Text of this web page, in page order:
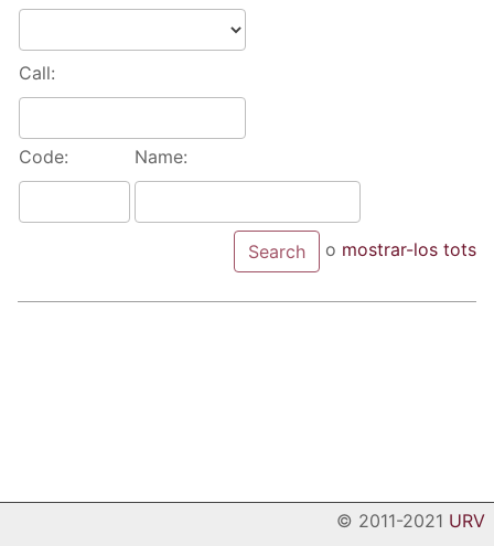
Call:
Code: Name:
o mostrar-los tots
© 2011-2021 URV